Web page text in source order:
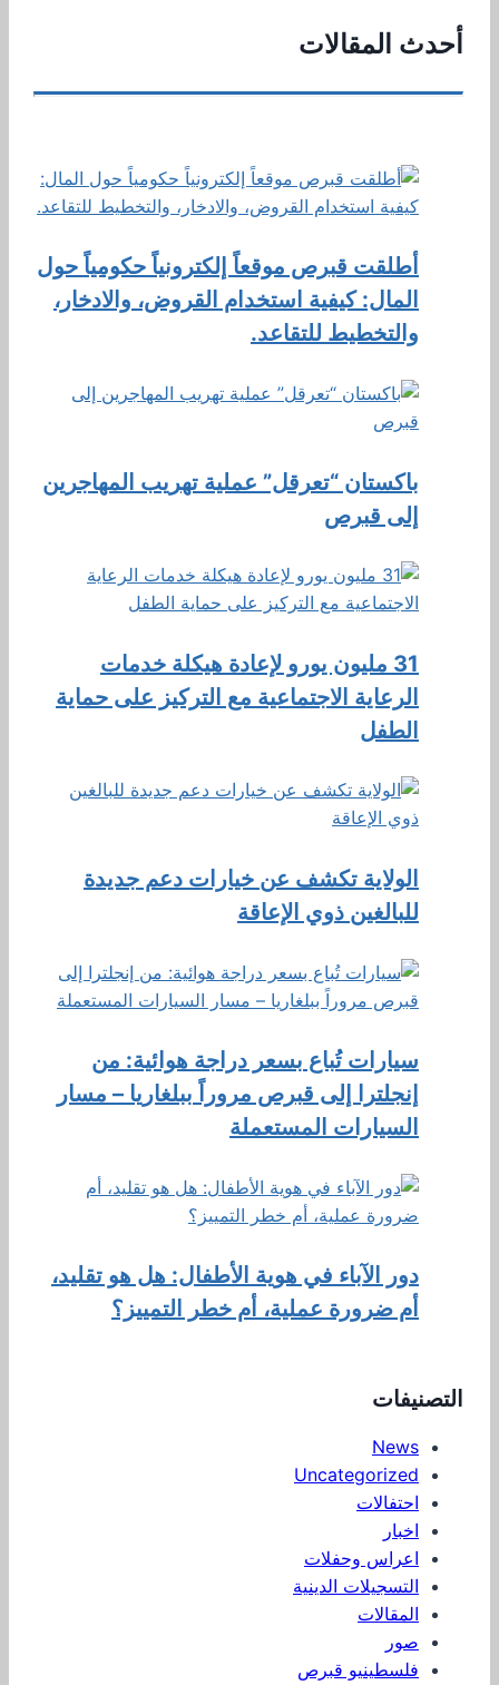
أحدث المقالات
أطلقت قبرص موقعاً إلكترونياً حكومياً حول
المال: كيفية استخدام القروض، والادخار،
والتخطيط للتقاعد.
باكستان “تعرقل” عملية تهريب المهاجرين
إلى قبرص
31 مليون يورو لإعادة هيكلة خدمات
الرعاية الاجتماعية مع التركيز على حماية
الطفل
الولاية تكشف عن خيارات دعم جديدة
للبالغين ذوي الإعاقة
سيارات تُباع بسعر دراجة هوائية: من
إنجلترا إلى قبرص مروراً ببلغاريا – مسار
السيارات المستعملة
دور الآباء في هوية الأطفال: هل هو تقليد،
أم ضرورة عملية، أم خطر التمييز؟
التصنيفات
News
Uncategorized
احتفالات
اخبار
اعراس وحفلات
التسجيلات الدينية
المقالات
صور
فلسطينيو قبرص